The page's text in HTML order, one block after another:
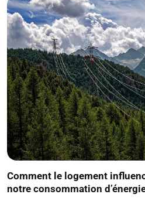
Comment le logement
notre consommation